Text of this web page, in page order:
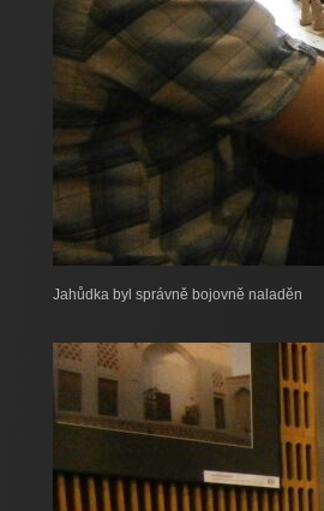
Jahůdka byl správně bojovně naladěn